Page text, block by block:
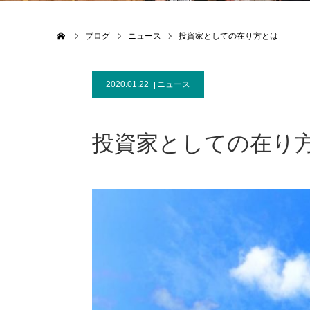
ブログ ニュース 投資家としての在り方とは
2020.01.22 ニュース
投資家としての在り